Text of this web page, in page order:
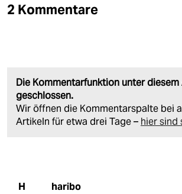
2 Kommentare
Die Kommentarfunktion unter
geschlossen.
Wir öffnen die Kommentarspalte bei
Artikeln für etwa drei Tage – hier sind
H haribo